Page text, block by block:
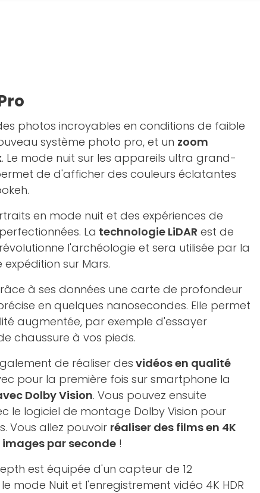
photos incroyables en conditions de faible
système photo pro, et un zoom
. Le mode nuit sur les appareils ultra grand-
de d'afficher des couleurs éclatantes
en mode nuit et des expériences de
La technologie LiDAR est de
l'archéologie et sera utilisée par la
sur Mars.
à ses données une carte de profondeur
en quelques nanosecondes. Elle permet
augmentée, par exemple d'essayer
chaussure à vos pieds.
de réaliser des vidéos en qualité
pour la première fois sur smartphone la
Dolby Vision. Vous pouvez ensuite
le logiciel de montage Dolby Vision pour
Vous allez pouvoir réaliser des films en 4K
par seconde !
est équipée d'un capteur de 12
mode Nuit et l'enregistrement vidéo 4K HDR